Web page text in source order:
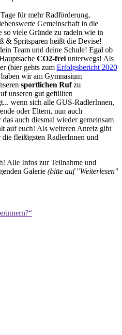
für mehr Radförderung,
Gemeinschaft in die
so viele Gründe zu radeln wie in
& Spritsparen heißt die Devise!
Team und deine Schule! Egal ob
CO2-frei unterwegs! Als
(hier gehts zum Erfolgsbericht 2020
wir am Gymnasium
sportlichen Rufzu
unseren gut gefüllten
wenn sich alle GUS-RadlerInnen,
oder Eltern, nun auch
auch diesmal wieder gemeinsam
auf euch! Als weiteren Anreiz gibt
die fleißigsten RadlerInnen und
Alle Infos zur Teilnahme und
Galerie (bitte auf "Weiterlesen"